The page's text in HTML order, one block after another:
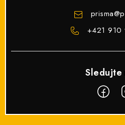
prisma@
+421